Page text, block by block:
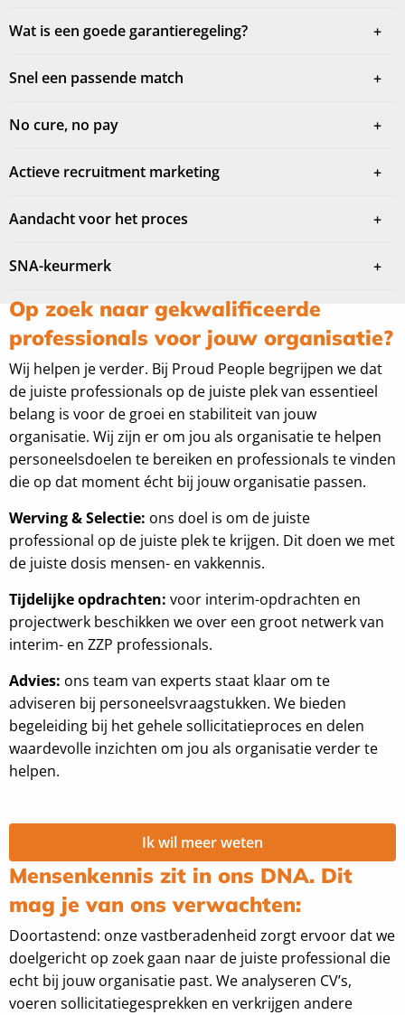
Wat is een goede garantieregeling?
Snel een passende match
No cure, no pay
Actieve recruitment marketing
Aandacht voor het proces
SNA-keurmerk
Op zoek naar gekwalificeerde
professionals voor jouw organisatie?
Wij helpen je verder. Bij Proud People begrijpen we dat
de juiste professionals op de juiste plek van essentieel
belang is voor de groei en stabiliteit van jouw
organisatie. Wij zijn er om jou als organisatie te helpen
personeelsdoelen te bereiken en professionals te vinden
die op dat moment écht bij jouw organisatie passen.
Werving & Selectie: ons doel is om de juiste
professional op de juiste plek te krijgen. Dit doen we met
de juiste dosis mensen- en vakkennis.
Tijdelijke opdrachten: voor interim-opdrachten en
projectwerk beschikken we over een groot netwerk van
interim- en ZZP professionals.
Advies: ons team van experts staat klaar om te
adviseren bij personeelsvraagstukken. We bieden
begeleiding bij het gehele sollicitatieproces en delen
waardevolle inzichten om jou als organisatie verder te
helpen.
Ik wil meer weten
Mensenkennis zit in ons DNA. Dit
mag je van ons verwachten:
Doortastend: onze vastberadenheid zorgt ervoor dat we
doelgericht op zoek gaan naar de juiste professional die
echt bij jouw organisatie past. We analyseren CV’s,
voeren sollicitatiegesprekken en verkrijgen andere